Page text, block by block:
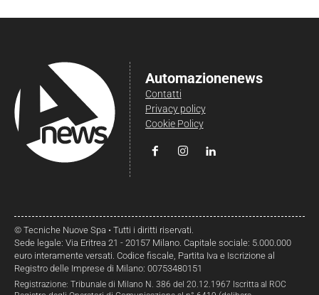
Automazionenews
Contatti
Privacy policy
Cookie Policy
© Tecniche Nuove Spa • Tutti i diritti riservati.
Sede legale: Via Eritrea 21 - 20157 Milano. Capitale sociale: 5.000.000
euro interamente versati. Codice fiscale, Partita Iva e Iscrizione al
Registro delle Imprese di Milano: 00753480151
Registrazione: Tribunale di Milano N. 386 del 20.12.1967 Iscritta al ROC